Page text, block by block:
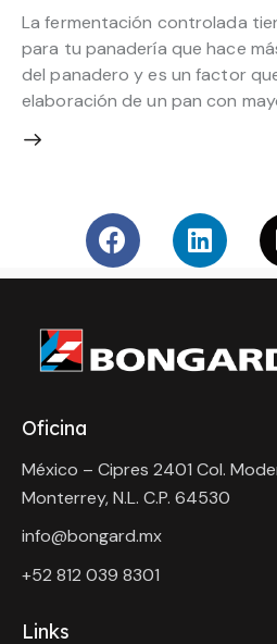
La fermentación controlada
para tu panadería que hace
del panadero y es un factor
elaboración de un pan con
Oficina
México – Cipres 2401 Col.
Monterrey, N.L. C.P. 64530
info@bongard.mx
+52 812 039 8301
Links